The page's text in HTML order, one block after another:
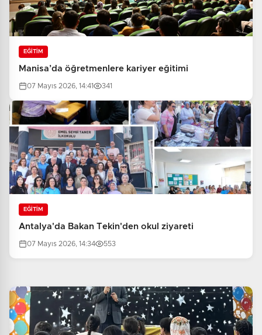
EĞİTİM
Manisa’da öğretmenlere kariyer eğitimi
07 Mayıs 2026, 14:41 341
EĞİTİM
Antalya'da Bakan Tekin'den okul ziyareti
07 Mayıs 2026, 14:34 553